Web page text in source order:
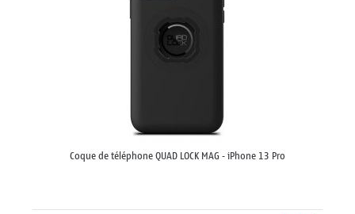
Coque de téléphone QUAD LOCK MAG - iPhone 13 Pro